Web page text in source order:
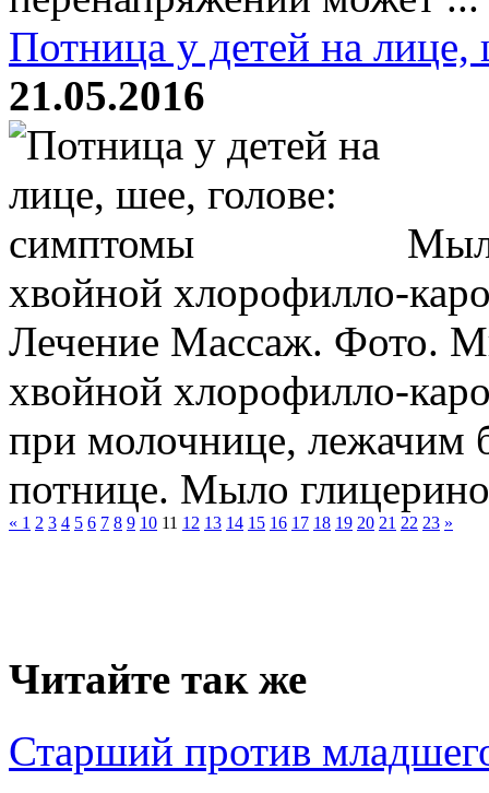
Потница у детей на
21.05.2016
хвойной хлорофилло-
Лечение Массаж. Фото.
хвойной хлорофилло-
при молочнице, лежачим
потнице. Мыло
« 1 2 3 4 5 6 7 8 9 10 11 12 13 14 15 16 17 18 19 20 21 22 23 »
Читайте так же
Старший против